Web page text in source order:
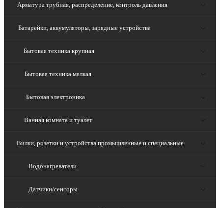
Арматура трубная, распределение, контроль давления
Батарейки, аккумуляторы, зарядные устройства
Бытовая техника крупная
Бытовая техника мелкая
Бытовая электроника
Ванная комната и туалет
Вилки, розетки и устройства промышленные и специальные
Водонагреватели
Датчики/сенсоры